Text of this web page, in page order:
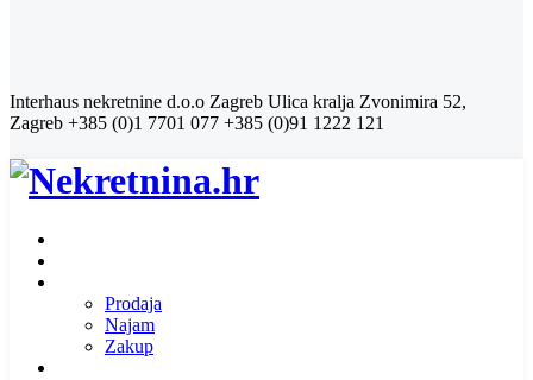
Interhaus nekretnine d.o.o Zagreb Ulica kralja Zvonimira 52,
Zagreb +385 (0)1 7701 077 +385 (0)91 1222 121
Prodaja
Najam
Zakup